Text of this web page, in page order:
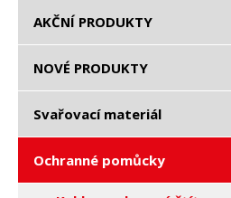
AKČNÍ PRODUKTY
NOVÉ PRODUKTY
Svařovací materiál
Ochranné pomůcky